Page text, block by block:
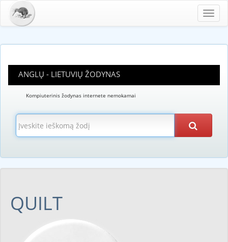
ANGLŲ - LIETUVIŲ ŽODYNAS
Kompiuterinis žodynas internete nemokamai
QUILT